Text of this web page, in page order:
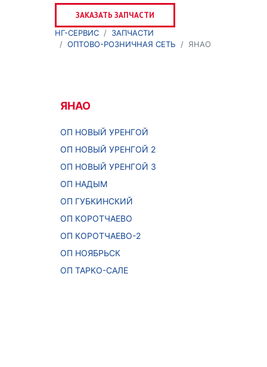
ЗАКАЗАТЬ ЗАПЧАСТИ
НГ-СЕРВИС
ЗАПЧАСТИ
ОПТОВО-РОЗНИЧНАЯ СЕТЬ
ЯНАО
ЯНАО
ОП НОВЫЙ УРЕНГОЙ
ОП НОВЫЙ УРЕНГОЙ 2
ОП НОВЫЙ УРЕНГОЙ 3
ОП НАДЫМ
ОП ГУБКИНСКИЙ
ОП КОРОТЧАЕВО
ОП КОРОТЧАЕВО-2
ОП НОЯБРЬСК
ОП ТАРКО-САЛЕ